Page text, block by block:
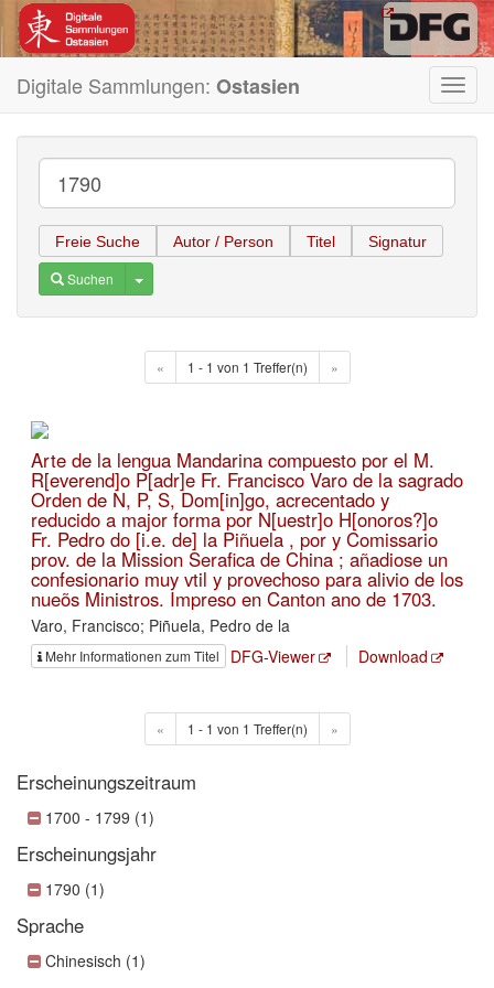
Digitale Sammlungen: Ostasien
Freie Suche Autor / Person Titel Signatur
Suchen Toggle Dropdown
« 1 - 1 von 1 Treffer(n) »
Arte de la lengua Mandarina compuesto por el M.
R[everend]o P[adr]e Fr. Francisco Varo de la sagrado
Orden de N, P, S, Dom[in]go, acrecentado y
reducido a major forma por N[uestr]o H[onoros?]o
Fr. Pedro do [i.e. de] la Piñuela , por y Comissario
prov. de la Mission Serafica de China ; añadiose un
confesionario muy vtil y provechoso para alivio de los
nueõs Ministros. Impreso en Canton ano de 1703.
Varo, Francisco; Piñuela, Pedro de la
Mehr Informationen zum Titel DFG-Viewer Download
« 1 - 1 von 1 Treffer(n) »
Erscheinungszeitraum
1700 - 1799 (1)
Erscheinungsjahr
1790 (1)
Sprache
Chinesisch (1)